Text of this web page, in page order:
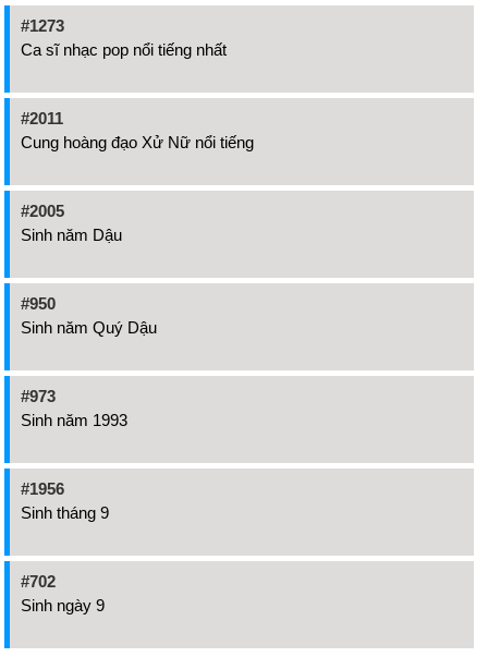
#1273
Ca sĩ nhạc pop nổi tiếng nhất
#2011
Cung hoàng đạo Xử Nữ nổi tiếng
#2005
Sinh năm Dậu
#950
Sinh năm Quý Dậu
#973
Sinh năm 1993
#1956
Sinh tháng 9
#702
Sinh ngày 9